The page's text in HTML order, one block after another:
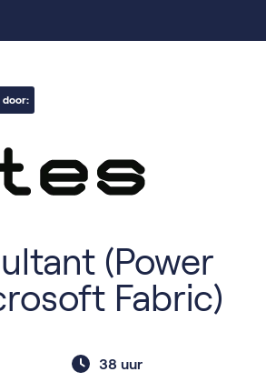
door:
(Power
Fabric)
38 uur